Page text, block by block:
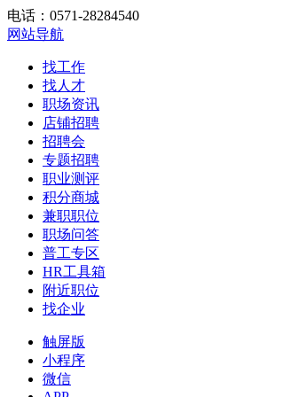
电话：0571-28284540
网站导航
找工作
找人才
职场资讯
店铺招聘
招聘会
专题招聘
职业测评
积分商城
兼职职位
职场问答
普工专区
HR工具箱
附近职位
找企业
触屏版
小程序
微信